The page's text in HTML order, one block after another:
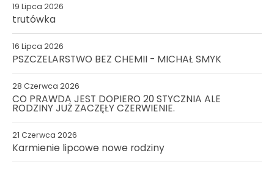
19 Lipca 2026
trutówka
16 Lipca 2026
PSZCZELARSTWO BEZ CHEMII - MICHAŁ SMYK
28 Czerwca 2026
CO PRAWDA JEST DOPIERO 20 STYCZNIA ALE
RODZINY JUŻ ZACZĘŁY CZERWIENIE.
21 Czerwca 2026
Karmienie lipcowe nowe rodziny